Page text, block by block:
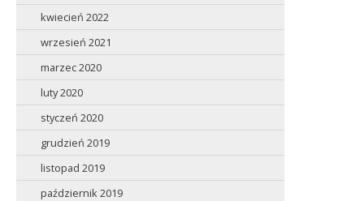
kwiecień 2022
wrzesień 2021
marzec 2020
luty 2020
styczeń 2020
grudzień 2019
listopad 2019
październik 2019